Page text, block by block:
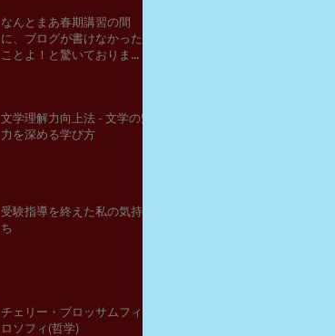
なんとまあ春期講習の間
に、ブログが書けなかった
ことよ！と驚いておりま
文学理解力向上法 - 文学の魅
力を深める学び方
受験指導を終えた私の気持
ち
チェリー・ブロッサムフィ
ロソフィ(哲学)